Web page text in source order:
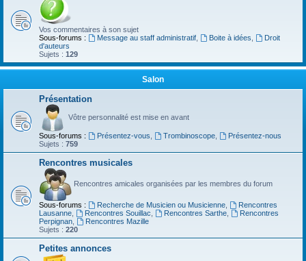
Vos commentaires à son sujet
Sous-forums :
Message au staff administratif, Boite à idées
Droit
d'auteurs
Sujets : 129
Salon
Présentation
Vôtre personnalité est mise en avant
Sous-forums : Présentez-vous Trombinoscope,
Présentez-nous
Sujets : 759
Rencontres musicales
Rencontres amicales organisées par les membres du forum
Sous-forums : Recherche de Musicien ou Musicienne,
Rencontres
Lausanne
Rencontres Souillac Rencontres Sarthe,
Rencontres
Perpignan
Rencontres Mazille
Sujets : 220
Petites annonces